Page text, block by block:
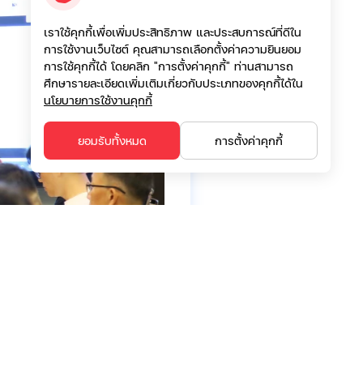
เราใช้คุกกี้เพื่อเพิ่มประสิทธิภาพ และประสบการณ์ที่ดีใน
การใช้งานเว็บไซต์ คุณสามารถเลือกตั้งค่าความยินยอม
การใช้คุกกี้ได้ โดยคลิก "การตั้งค่าคุกกี้" ท่านสามารถ
ศึกษารายละเอียดเพิ่มเติมเกี่ยวกับประเภทของคุกกี้ได้ใน
นโยบายการใช้งานคุกกี้
ยอมรับทั้งหมด การตั้งค่าคุกกี้